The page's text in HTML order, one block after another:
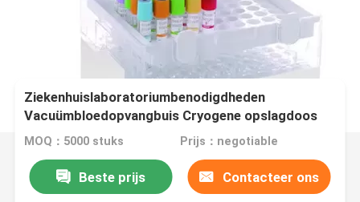
Ziekenhuislaboratoriumbenodigdheden
Vacuümbloedopvangbuis Cryogene opslagdoos
MOQ：5000 stuks Prijs：negotiable
Beste prijs Contacteer ons